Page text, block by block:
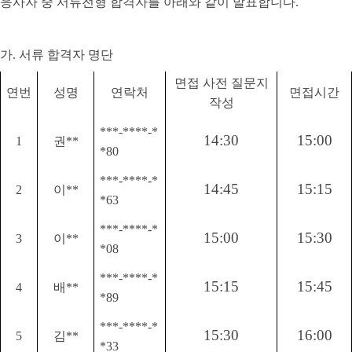
가. 서류 합격자 명단
연번 성명 연락처
면접 사전 질문지
작성
면접시간
1 권 **
***-****-*
*80
14:30 15:00
2 이 **
***-****-*
*63
14:45 15:15
3 이 **
***-****-*
*08
15:00 15:30
4 배 **
***-****-*
*89
15:15 15:45
5 김**
***-****-*
*33
15:30 16:00